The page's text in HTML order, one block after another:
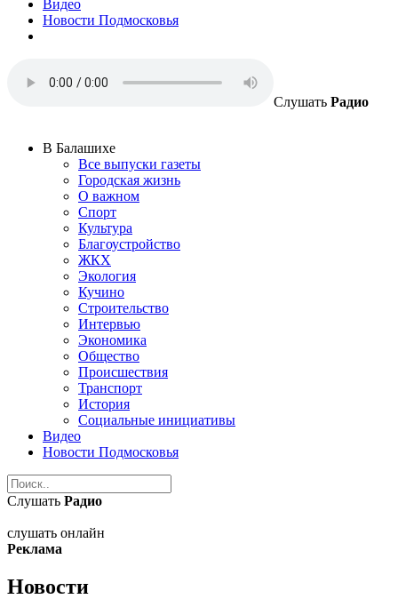
Видео
Новости Подмосковья
Слушать Радио
В Балашихе
Все выпуски газеты
Городская жизнь
О важном
Спорт
Культура
Благоустройство
ЖКХ
Экология
Кучино
Строительство
Интервью
Экономика
Общество
Происшествия
Транспорт
История
Социальные инициативы
Видео
Новости Подмосковья
Слушать Радио
слушать онлайн
Реклама
Новости